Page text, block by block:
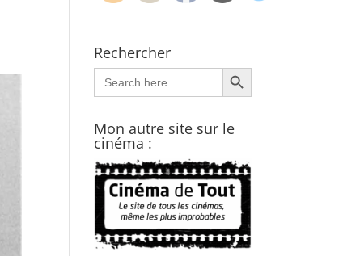
Rechercher
Search
for:
Search Button
Mon autre site sur le
cinéma :